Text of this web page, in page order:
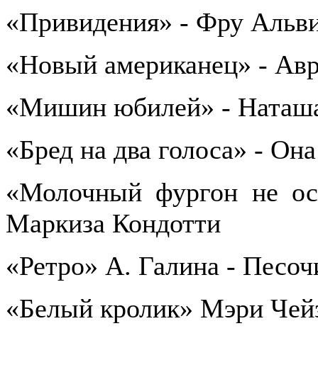
«Привидения» - Фру
«Новый американец» -
«Мишин юбилей» -
«Бред на два голоса» - Она
«Молочный фургон не
Маркиза Кондотти
«Ретро» А. Галина -
«Белый кролик» Мэри